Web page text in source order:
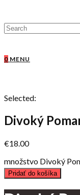
0 MENU
Selected:
Divoký
€18.00
množstvo Divoký
Pridať do košíka